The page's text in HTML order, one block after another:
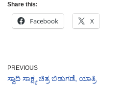
Share this:
Facebook X
PREVIOUS
ಸ್ವಾದಿ ಸಾಕ್ಷ್ಯ ಚಿತ್ರ ಬಿಡುಗಡೆ, ಯಾತ್ರಿ